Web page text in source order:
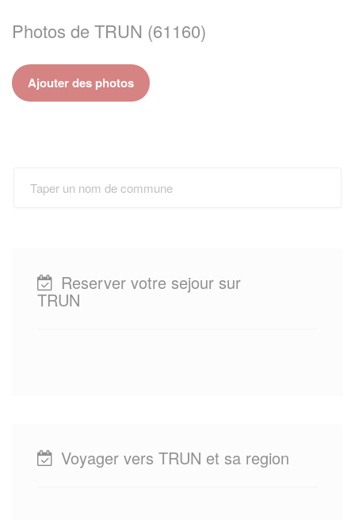
Photos de TRUN (61160)
Ajouter des photos
Reserver votre sejour sur
TRUN
Voyager vers TRUN et sa region